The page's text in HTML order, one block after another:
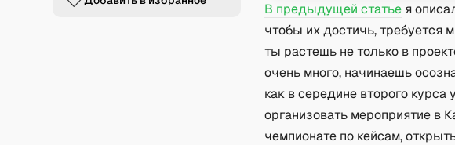
09 В предыдущей статье я
чтобы их достичь, требуется
ты растешь не только в
очень много, начинаешь
как в середине второго
организовать мероприятие в
чемпионате по кейсам,